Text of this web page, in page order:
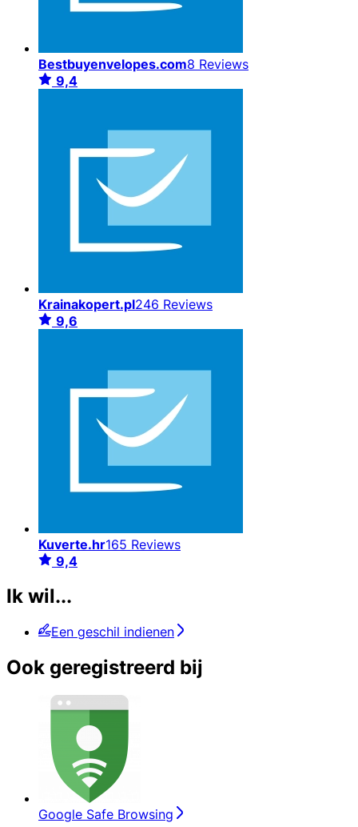
Bestbuyenvelopes.com8 Reviews
9,4
Krainakopert.pl246 Reviews
9,6
Kuverte.hr165 Reviews
9,4
Ik wil...
Een geschil indienen
Ook geregistreerd bij
Google Safe Browsing